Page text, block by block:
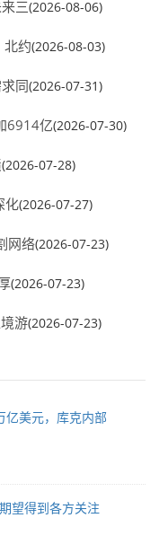
三(2026-08-06)
北约(2026-08-03)
同(2026-07-31)
6914亿(2026-07-30)
(2026-07-28)
化(2026-07-27)
网络(2026-07-23)
(2026-07-23)
游(2026-07-23)
亿美元，库克内部
望得到各方关注